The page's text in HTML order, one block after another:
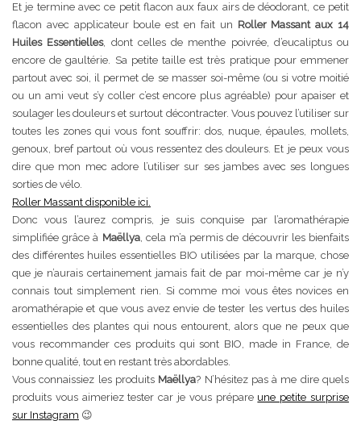
Et je termine avec ce petit flacon aux faux airs de déodorant, ce petit
flacon avec applicateur boule est en fait un Roller Massant aux 14
Huiles Essentielles, dont celles de menthe poivrée, d’eucaliptus ou
encore de gaultérie. Sa petite taille est très pratique pour emmener
partout avec soi, il permet de se masser soi-même (ou si votre moitié
ou un ami veut s’y coller c’est encore plus agréable) pour apaiser et
soulager les douleurs et surtout décontracter. Vous pouvez l’utiliser sur
toutes les zones qui vous font souffrir: dos, nuque, épaules, mollets,
genoux, bref partout où vous ressentez des douleurs. Et je peux vous
dire que mon mec adore l’utiliser sur ses jambes avec ses longues
sorties de vélo.
Roller Massant disponible ici.
Donc vous l’aurez compris, je suis conquise par l’aromathérapie
simplifiée grâce à Maëllya, cela m’a permis de découvrir les bienfaits
des différentes huiles essentielles BIO utilisées par la marque, chose
que je n’aurais certainement jamais fait de par moi-même car je n’y
connais tout simplement rien. Si comme moi vous êtes novices en
aromathérapie et que vous avez envie de tester les vertus des huiles
essentielles des plantes qui nous entourent, alors que ne peux que
vous recommander ces produits qui sont BIO, made in France, de
bonne qualité, tout en restant très abordables.
Vous connaissiez les produits Maëllya? N’hésitez pas à me dire quels
produits vous aimeriez tester car je vous prépare une petite surprise
sur Instagram 😉